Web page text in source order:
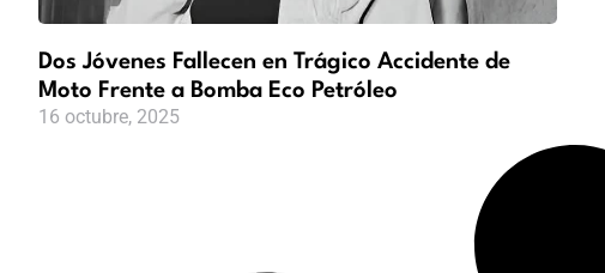
Dos Jóvenes Fallecen en Trágico Accidente de
Moto Frente a Bomba Eco Petróleo
16 octubre, 2025